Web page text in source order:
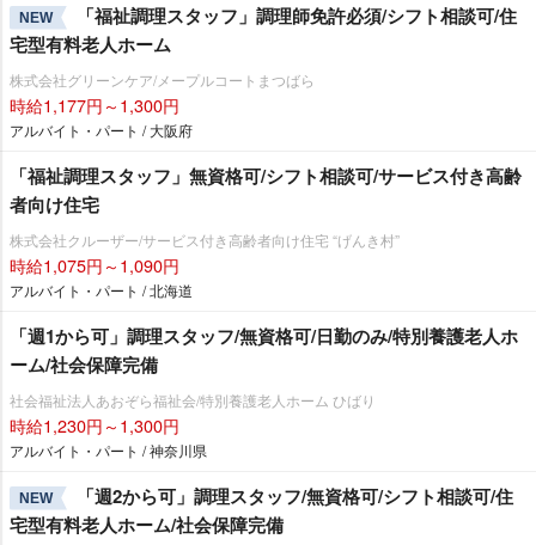
NEW
「福祉調理スタッフ」調理師免許必須/シフト相談可/住
宅型有料老人ホーム
株式会社グリーンケア/メープルコートまつばら
時給1,177円～1,300円
アルバイト・パート / 大阪府
「福祉調理スタッフ」無資格可/シフト相談可/サービス付き高齢
者向け住宅
株式会社クルーザー/サービス付き高齢者向け住宅 “げんき村”
時給1,075円～1,090円
アルバイト・パート / 北海道
「週1から可」調理スタッフ/無資格可/日勤のみ/特別養護老人ホ
ーム/社会保障完備
社会福祉法人あおぞら福祉会/特別養護老人ホーム ひばり
時給1,230円～1,300円
アルバイト・パート / 神奈川県
NEW
「週2から可」調理スタッフ/無資格可/シフト相談可/住
宅型有料老人ホーム/社会保障完備